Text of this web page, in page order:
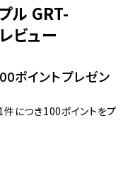
ル GRT-
ビュー
ポイントプレゼン
件につき100ポイントをプ